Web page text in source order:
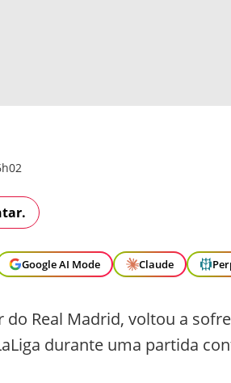
Google AI Mode Claude
do Real Madrid, voltou a
durante uma partida